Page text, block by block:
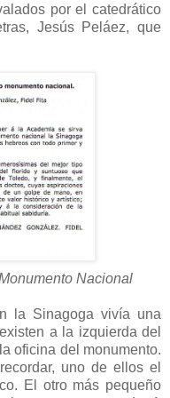
por el catedrático
Jesús Peláez, que
Nacional
la Sinagoga vivía una
a la izquierda del
oficina del monumento.
uno de ellos el
El otro más pequeño